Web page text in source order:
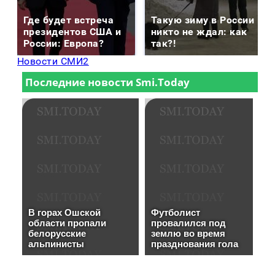
Где будет встреча
президентов США и
России: Европа?
Такую зиму в России
никто не ждал: как
так?!
Новости СМИ2